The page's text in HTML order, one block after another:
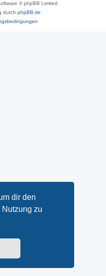
dir den
zu
© phpBB Limited
durch phpBB.de